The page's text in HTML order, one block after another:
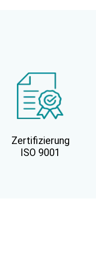
Zertifizierung
ISO 9001